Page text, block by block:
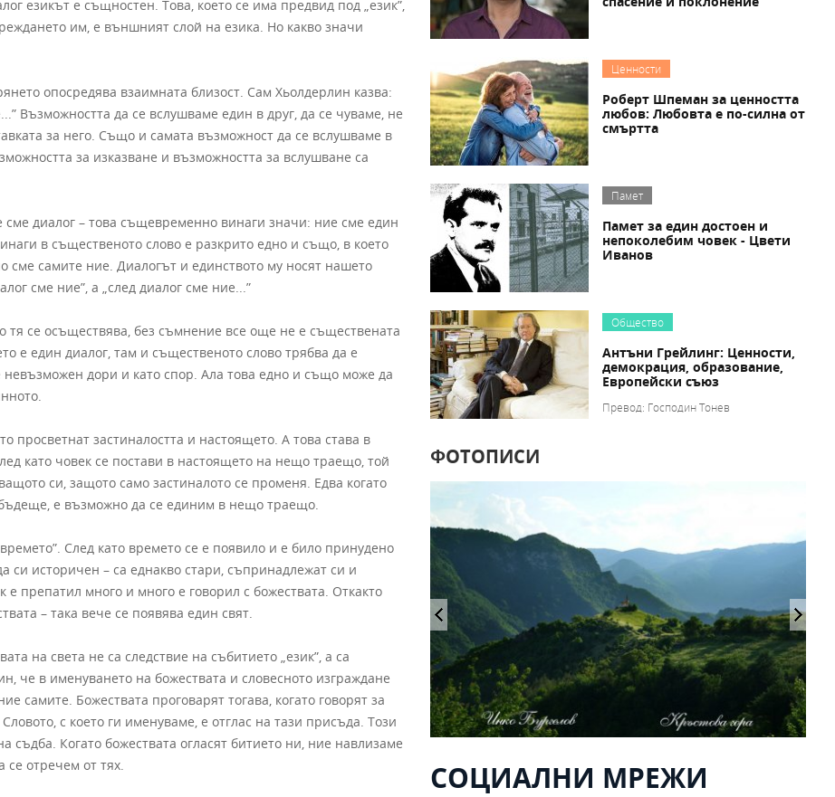
езикът е същностен. Това, което се има предвид под „език”,
им, е външният слой на езика. Но какво значи
опосредява взаимната близост. Сам Хьолдерлин казва:
Възможността да се вслушваме един в друг, да се чуваме, не
за него. Също и самата възможност да се вслушваме в
за изказване и възможността за вслушване са
диалог – това същевременно винаги значи: ние сме един
в същественото слово е разкрито едно и също, в което
сме самите ние. Диалогът и единството му носят нашето
сме ние”, а „след диалог сме ние...”
тя се осъществява, без съмнение все още не е съществената
е един диалог, там и същественото слово трябва да е
дори и като спор. Ала това едно и също може да
просветнат застиналостта и настоящето. А това става в
като човек се постави в настоящето на нещо траещо, той
си, защото само застиналото се променя. Едва когато
е възможно да се единим в нещо траещо.
След като времето се е появило и е било принудено
си историчен – са еднакво стари, съпринадлежат си и
препатил много и много е говорил с божествата. Откакто
– така вече се появява един свят.
на света не са следствие на събитието „език”, а са
че в именуването на божествата и словесното изграждане
самите. Божествата проговарят тогава, когато говорят за
с което ги именуваме, е отглас на тази присъда. Този
съдба. Когато божествата огласят битието ни, ние навлизаме
отречем от тях.
Ценности
Роберт Шпеман за ценността
любов: Любовта е по-силна от
смъртта
Памет
Памет за един достоен и
непоколебим човек - Цвети
Иванов
Общество
Антъни Грейлинг: Ценности,
демокрация, образование,
Европейски съюз
Превод: Господин Тонев
ФОТОПИСИ
СОЦИАЛНИ МРЕЖИ